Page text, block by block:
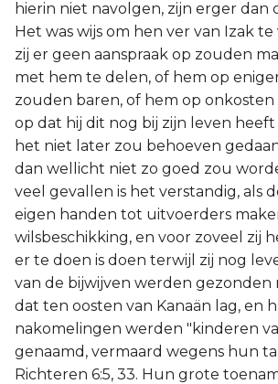
hierin niet navolgen, zijn erger dan
Het was wijs om hen ver van Izak
zij er geen aanspraak op zouden
met hem te delen, of hem op
zouden baren, of hem op
op dat hij dit nog bij zijn leven
het niet later zou behoeven
dan wellicht niet zo goed zou
veel gevallen is het verstandig, als
eigen handen tot uitvoerders
wilsbeschikking, en voor zoveel zij
er te doen is doen terwijl zij nog
van de bijwijven werden gezonden
dat ten oosten van Kanaän lag, en
nakomelingen werden "kinderen
genaamd, vermaard wegens hun
Richteren 6:5, 33. Hun grote